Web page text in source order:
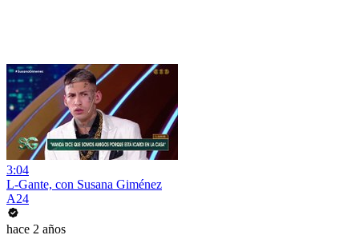
3:04
L-Gante, con Susana Giménez
A24
hace 2 años